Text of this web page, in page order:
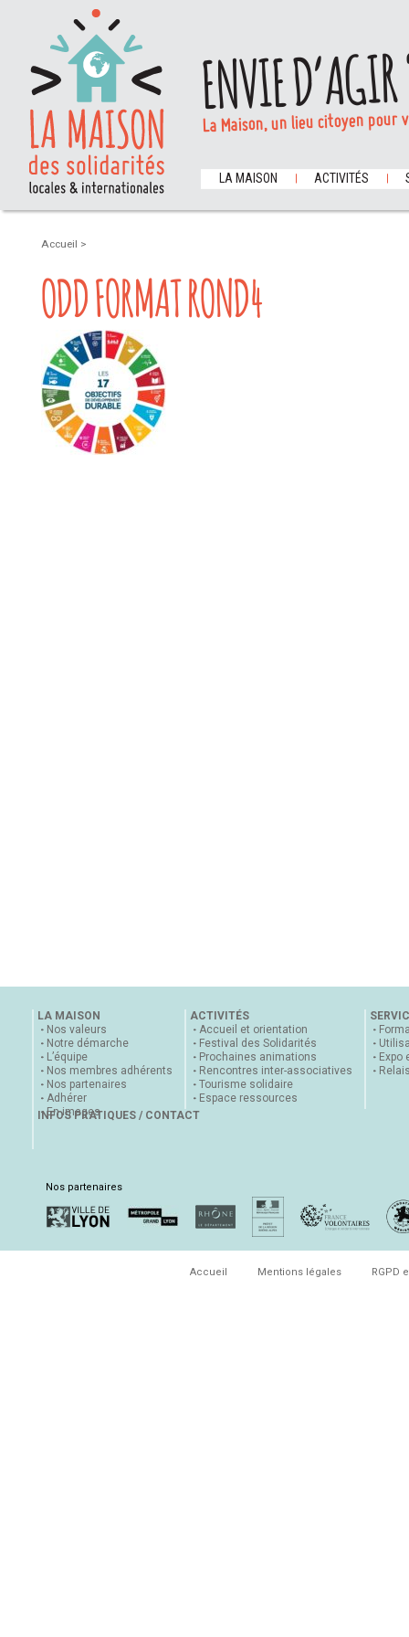
ENVIE
La Maison, un lieu citoyen
LA MAISON ACTIVITÉS
Accueil >
ODD FORMAT ROND4
LA MAISON
Nos valeurs
Notre démarche
L’équipe
Nos membres adhérents
Nos partenaires
Adhérer
En images
ACTIVITÉS
Accueil et orientation
Festival des Solidarités
Prochaines animations
Rencontres inter-associatives
Tourisme solidaire
Espace ressources
Expo
INFOS PRATIQUES / CONTACT
Nos partenaires
Accueil Mentions légales RGPD